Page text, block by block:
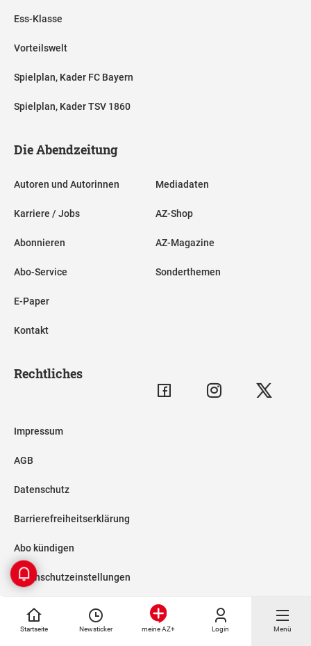
Startseite Newsticker meine AZ+ Login Menü
Ess-Klasse
Vorteilswelt
Spielplan, Kader FC Bayern
Spielplan, Kader TSV 1860
Die Abendzeitung
Autoren und Autorinnen
Karriere / Jobs
Abonnieren
Abo-Service
E-Paper
Kontakt
Mediadaten
AZ-Shop
AZ-Magazine
Sonderthemen
Rechtliches
Impressum
AGB
Datenschutz
Barrierefreiheitserklärung
Abo kündigen
Datenschutzeinstellungen
anpassen